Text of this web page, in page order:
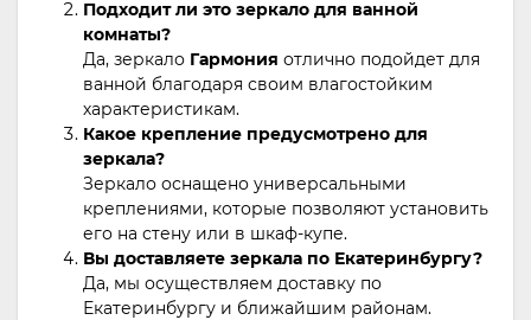
Подходит ли это зеркало для ванной
комнаты?
Да, зеркало Гармония отлично подойдет для
ванной благодаря своим влагостойким
характеристикам.
Какое крепление предусмотрено для
зеркала?
Зеркало оснащено универсальными
креплениями, которые позволяют установить
его на стену или в шкаф-купе.
Вы доставляете зеркала по Екатеринбургу?
Да, мы осуществляем доставку по
Екатеринбургу и ближайшим районам.